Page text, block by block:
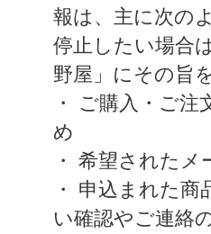
報は、主に次の
停止したい場合
野屋」にその旨
・ ご購入・ご
め
・ 希望された
・ 申込まれた
い確認やご連絡